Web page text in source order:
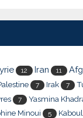
12 Iran 11
7 Irak 7
7 Yasmina
Minoui 5 Kaboul